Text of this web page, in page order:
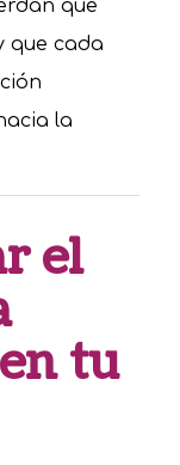
que
que cada
la
el
tu